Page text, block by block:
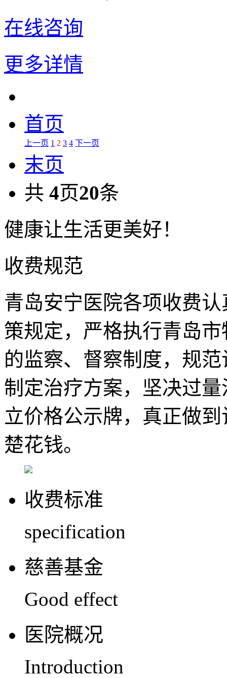
在线咨询
更多详情
首页
上一页 1 2 3 4 下一页
末页
共 4页20条
健康让生活更美好！
收费规范
青岛安宁医院各项收费
策规定，严格执行青岛
的监察、督察制度，规
制定治疗方案，坚决过
立价格公示牌，真正做
楚花钱。
收费标准
specification
慈善基金
Good effect
医院概况
Introduction